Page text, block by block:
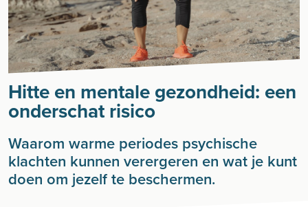
Hitte en mentale gezondheid: een
onderschat risico
Waarom warme periodes psychische
klachten kunnen verergeren en wat je kunt
doen om jezelf te beschermen.